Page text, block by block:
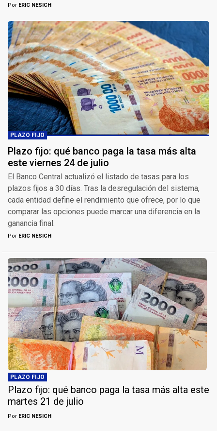
Por ERIC NESICH
PLAZO FIJO
Plazo fijo: qué banco paga la tasa más alta
este viernes 24 de julio
El Banco Central actualizó el listado de tasas para los
plazos fijos a 30 días. Tras la desregulación del sistema,
cada entidad define el rendimiento que ofrece, por lo que
comparar las opciones puede marcar una diferencia en la
ganancia final.
Por ERIC NESICH
PLAZO FIJO
Plazo fijo: qué banco paga la tasa más alta este
martes 21 de julio
Por ERIC NESICH